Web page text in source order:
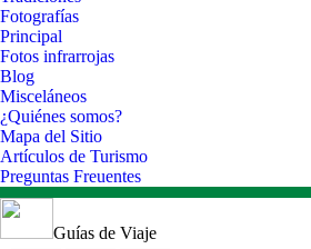
Fotografías
Principal
Fotos infrarrojas
Blog
Misceláneos
¿Quiénes somos?
Mapa del Sitio
Artículos de Turismo
Preguntas Freuentes
Guías de Viaje